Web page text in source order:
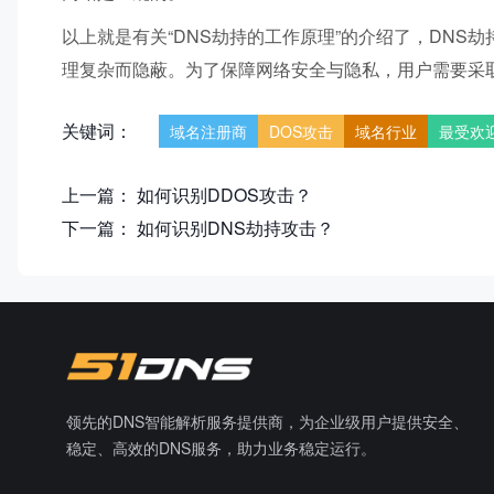
以上就是有关“DNS劫持的工作原理”的介绍了，DNS
理复杂而隐蔽。为了保障网络安全与隐私，用户需要
关键词： 域名注册商 DOS攻击 域名行业 最受欢
上一篇： 如何识别DDOS攻击？
下一篇： 如何识别DNS劫持攻击？
领先的DNS智能解析服务提供商，为企业级用户提供安全、
稳定、高效的DNS服务，助力业务稳定运行。